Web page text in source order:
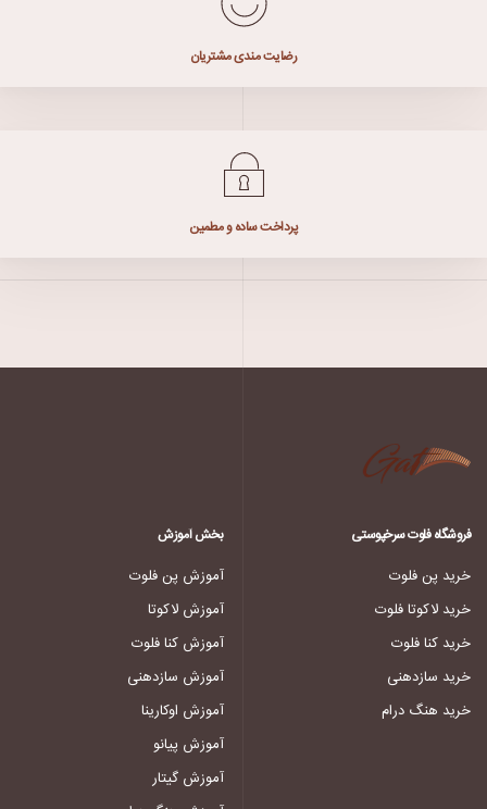
رضایت مندی مشتریان
پرداخت ساده و مطمین
فروشگاه فلوت سرخپوستی
خرید پن فلوت
خرید لاکوتا فلوت
خرید کنا فلوت
خرید سازدهنی
خرید هنگ درام
بخش آموزش
آموزش پن فلوت
آموزش لاکوتا
آموزش کنا فلوت
آموزش سازدهنی
آموزش اوکارینا
آموزش پیانو
آموزش گیتار